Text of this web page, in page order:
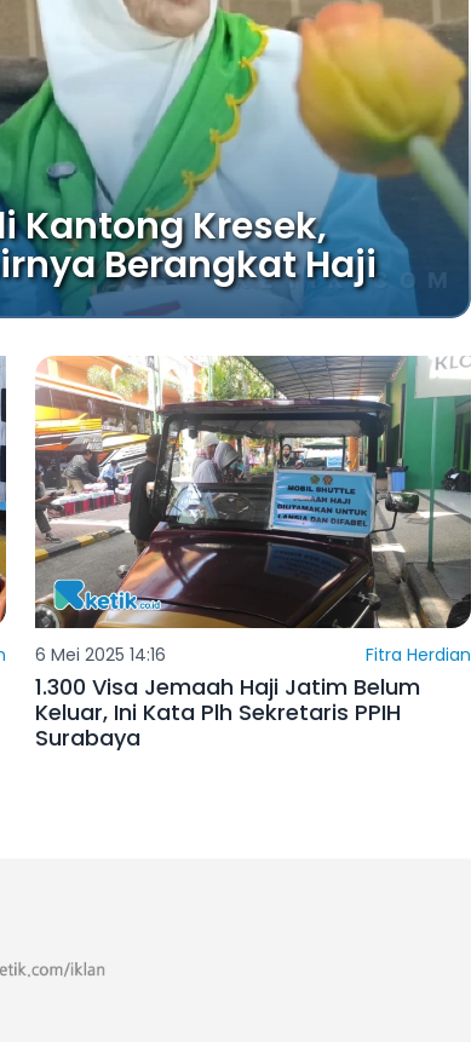
Kantong Kresek,
Berangkat Haji
6 Mei 2025 14:16 Fitra Herdian
1.300 Visa Jemaah Haji Jatim Belum
Keluar, Ini Kata Plh Sekretaris PPIH
Surabaya